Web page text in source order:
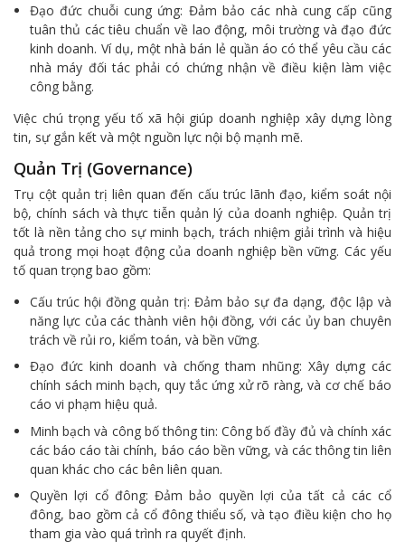
Đạo đức chuỗi cung ứng: Đảm bảo các nhà cung cấp cũng
tuân thủ các tiêu chuẩn về lao động, môi trường và đạo đức
kinh doanh. Ví dụ, một nhà bán lẻ quần áo có thể yêu cầu các
nhà máy đối tác phải có chứng nhận về điều kiện làm việc
công bằng.
Việc chú trọng yếu tố xã hội giúp doanh nghiệp xây dựng lòng
tin, sự gắn kết và một nguồn lực nội bộ mạnh mẽ.
Quản Trị (Governance)
Trụ cột quản trị liên quan đến cấu trúc lãnh đạo, kiểm soát nội
bộ, chính sách và thực tiễn quản lý của doanh nghiệp. Quản trị
tốt là nền tảng cho sự minh bạch, trách nhiệm giải trình và hiệu
quả trong mọi hoạt động của doanh nghiệp bền vững. Các yếu
tố quan trọng bao gồm:
Cấu trúc hội đồng quản trị: Đảm bảo sự đa dạng, độc lập và
năng lực của các thành viên hội đồng, với các ủy ban chuyên
trách về rủi ro, kiểm toán, và bền vững.
Đạo đức kinh doanh và chống tham nhũng: Xây dựng các
chính sách minh bạch, quy tắc ứng xử rõ ràng, và cơ chế báo
cáo vi phạm hiệu quả.
Minh bạch và công bố thông tin: Công bố đầy đủ và chính xác
các báo cáo tài chính, báo cáo bền vững, và các thông tin liên
quan khác cho các bên liên quan.
Quyền lợi cổ đông: Đảm bảo quyền lợi của tất cả các cổ
đông, bao gồm cả cổ đông thiểu số, và tạo điều kiện cho họ
tham gia vào quá trình ra quyết định.